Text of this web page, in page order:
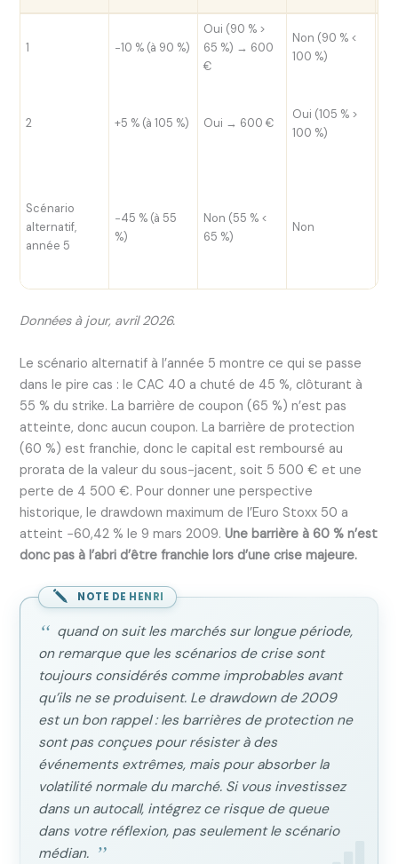
1 −10 % (à 90 %)
Oui (90 % >
65 %) → 600
€
Non (90 % <
100 %)
2 +5 % (à 105 %) Oui → 600 €
Oui (105 % >
100 %)
Scénario
alternatif,
année 5
−45 % (à 55
%)
Non (55 % <
65 %)
Non
Données à jour, avril 2026.
Le scénario alternatif à l’année 5 montre ce qui se passe
dans le pire cas : le CAC 40 a chuté de 45 %, clôturant à
55 % du strike. La barrière de coupon (65 %) n’est pas
atteinte, donc aucun coupon. La barrière de protection
(60 %) est franchie, donc le capital est remboursé au
prorata de la valeur du sous-jacent, soit 5 500 € et une
perte de 4 500 €. Pour donner une perspective
historique, le drawdown maximum de l’Euro Stoxx 50 a
atteint −60,42 % le 9 mars 2009.Une barrière à 60 % n’est
donc pas à l’abri d’être franchie lors d’une crise majeure.
NOTE DE HENRI
quand on suit les marchés sur longue période,
on remarque que les scénarios de crise sont
toujours considérés comme improbables avant
qu’ils ne se produisent. Le drawdown de 2009
est un bon rappel : les barrières de protection ne
sont pas conçues pour résister à des
événements extrêmes, mais pour absorber la
volatilité normale du marché. Si vous investissez
dans un autocall, intégrez ce risque de queue
dans votre réflexion, pas seulement le scénario
médian.